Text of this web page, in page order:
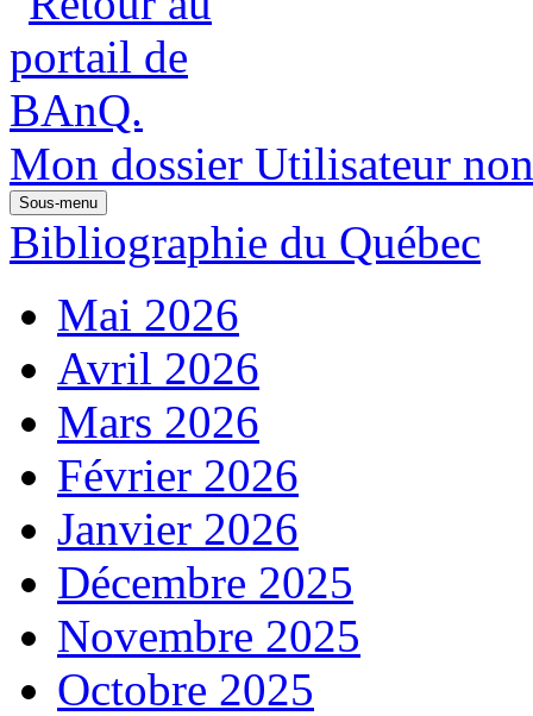
Mon dossier Utilisateur
Sous-menu
Bibliographie du Québec
Mai 2026
Avril 2026
Mars 2026
Février 2026
Janvier 2026
Décembre 2025
Novembre 2025
Octobre 2025